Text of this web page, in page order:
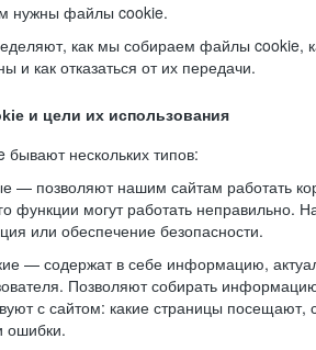
нужны файлы cookie.
как мы собираем файлы cookie,
и как отказаться от их передачи.
и цели их использования
нескольких типов:
— позволяют нашим сайтам работать
функции могут работать неправильно.
или обеспечение безопасности.
— содержат в себе информацию,
Позволяют собирать
с сайтом: какие страницы посещают,
ошибки.